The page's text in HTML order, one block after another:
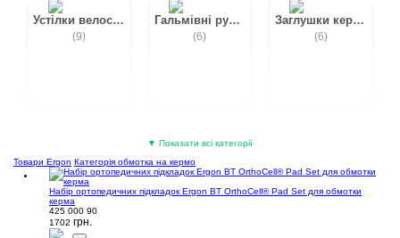
Устілки велосипедні
(9)
Гальмівні ручки
(6)
Заглушки керма, Баренди
(6)
(6)
Інструмент для педалей
▼ Показати всі категорії
Товари Ergon Категорія обмотка на кермо
Набір ортопедичних підкладок Ergon BT OrthoCell® Pad Set для обмотки
керма
425 000 90
1702 грн.